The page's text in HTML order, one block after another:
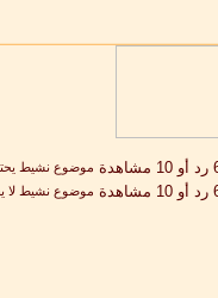
موضوع نشيط
موضوع نشيط لا